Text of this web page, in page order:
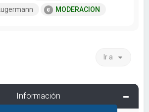
Lugermann
MODERACION
Ir a
Información